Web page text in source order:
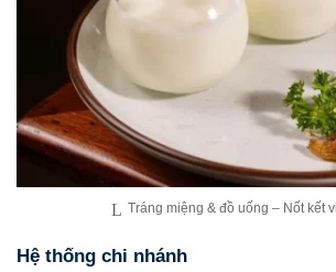
Tráng miệng & đồ uống – Nốt kết
Hệ thống chi nhánh